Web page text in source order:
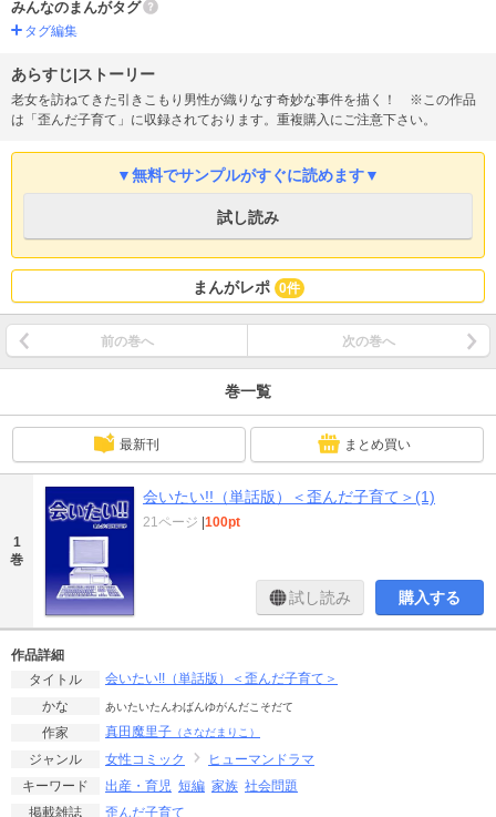
みんなのまんがタグ
タグ編集
あらすじ|ストーリー
老女を訪ねてきた引きこもり男性が織りなす奇妙な事件を描く！ ※この作品
は「歪んだ子育て」に収録されております。重複購入にご注意下さい。
▼無料でサンプルがすぐに読めます▼
試し読み
まんがレポ 0件
前の巻へ 次の巻へ
巻一覧
最新刊 まとめ買い
1
巻
会いたい!!（単話版）＜歪んだ子育て＞(1)
21ページ 100pt
試し読み 購入する
作品詳細
タイトル
会いたい!!（単話版）＜歪んだ子育て＞
かな
あいたいたんわばんゆがんだこそだて
作家 真田魔里子 （さなだまりこ）
ジャンル 女性コミック
ヒューマンドラマ
キーワード
出産・育児 短編 家族 社会問題
掲載雑誌
歪んだ子育て